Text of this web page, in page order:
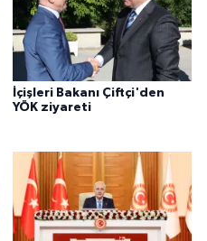
İçişleri Bakanı Çiftçi'den
YÖK ziyareti